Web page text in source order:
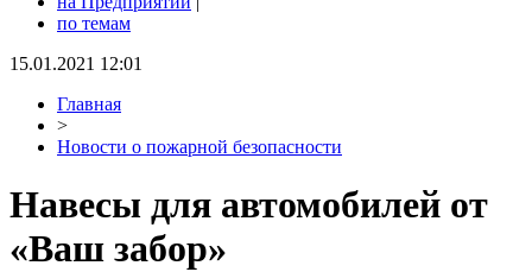
по темам
15.01.2021 12:01
Главная
>
Новости о пожарной безопасности
Навесы для автомобилей от
«Ваш забор»